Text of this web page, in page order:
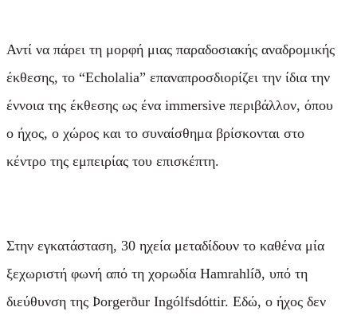
Αντί να πάρει τη μορφή μιας παραδοσιακής αναδρομικής
έκθεσης, το “Echolalia” επαναπροσδιορίζει την ίδια την
έννοια της έκθεσης ως ένα immersive περιβάλλον, όπου
ο ήχος, ο χώρος και το συναίσθημα βρίσκονται στο
κέντρο της εμπειρίας του επισκέπτη.
Στην εγκατάσταση, 30 ηχεία μεταδίδουν το καθένα μία
ξεχωριστή φωνή από τη χορωδία Hamrahlíð, υπό τη
διεύθυνση της Þorgerður Ingólfsdóttir. Εδώ, ο ήχος δεν